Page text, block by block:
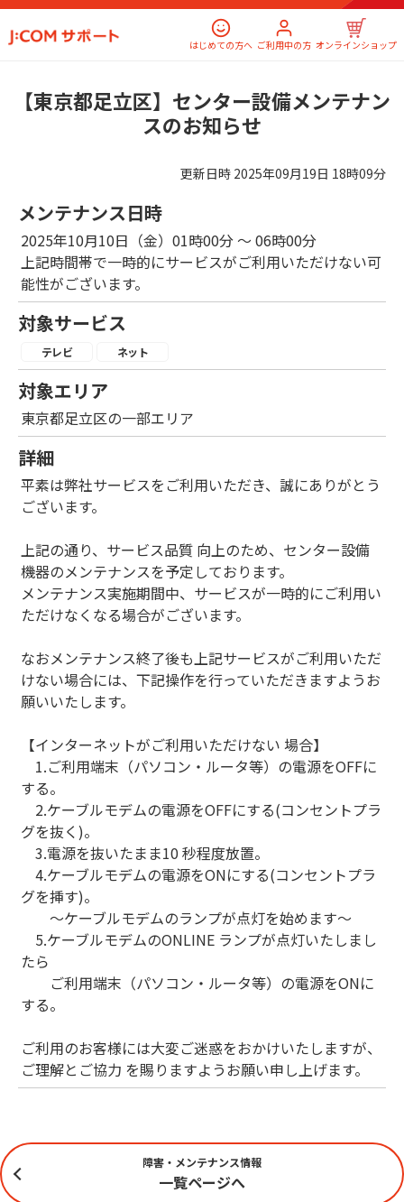
はじめての方へ ご利用中の方 オンラインショップ
【東京都足立区】センター設備メンテナン
スのお知らせ
更新日時 2025年09月19日 18時09分
メンテナンス日時
2025年10月10日（金）01時00分 ～ 06時00分
上記時間帯で一時的にサービスがご利用いただけない可
能性がございます。
対象サービス
テレビ ネット
対象エリア
東京都足立区の一部エリア
詳細
平素は弊社サービスをご利用いただき、誠にありがとう
ございます。
上記の通り、サービス品質 向上のため、センター設備
機器のメンテナンスを予定しております。
メンテナンス実施期間中、サービスが一時的にご利用い
ただけなくなる場合がございます。
なおメンテナンス終了後も上記サービスがご利用いただ
けない場合には、下記操作を行っていただきますようお
願いいたします。
【インターネットがご利用いただけない 場合】
1.ご利用端末（パソコン・ルータ等）の電源をOFFに
する。
2.ケーブルモデムの電源をOFFにする(コンセントプラ
グを抜く)。
3.電源を抜いたまま10 秒程度放置。
4.ケーブルモデムの電源をONにする(コンセントプラ
グを挿す)。
～ケーブルモデムのランプが点灯を始めます～
5.ケーブルモデムのONLINE ランプが点灯いたしまし
たら
ご利用端末（パソコン・ルータ等）の電源をONに
する。
ご利用のお客様には大変ご迷惑をおかけいたしますが、
ご理解とご協力 を賜りますようお願い申し上げます。
障害・メンテナンス情報
一覧ページへ